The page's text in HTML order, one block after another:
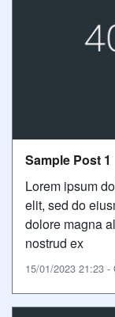
Sample Post 1
Lorem ipsum
elit, sed do
dolore magna
nostrud ex
15/01/2023 21:23